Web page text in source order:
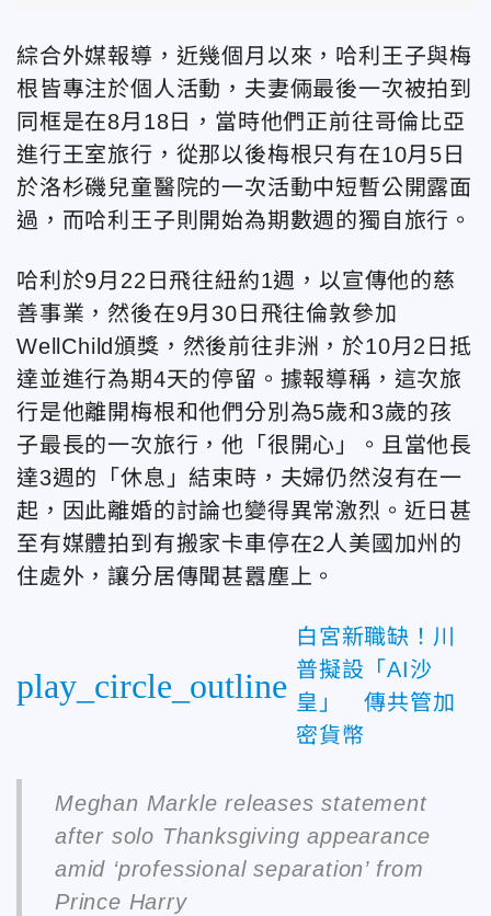
綜合外媒報導，近幾個月以來，哈利王子與梅
根皆專注於個人活動，夫妻倆最後一次被拍到
同框是在8月18日，當時他們正前往哥倫比亞
進行王室旅行，從那以後梅根只有在10月5日
於洛杉磯兒童醫院的一次活動中短暫公開露面
過，而哈利王子則開始為期數週的獨自旅行。
哈利於9月22日飛往紐約1週，以宣傳他的慈
善事業，然後在9月30日飛往倫敦參加
WellChild頒獎，然後前往非洲，於10月2日抵
達並進行為期4天的停留。據報導稱，這次旅
行是他離開梅根和他們分別為5歲和3歲的孩
子最長的一次旅行，他「很開心」。且當他長
達3週的「休息」結束時，夫婦仍然沒有在一
起，因此離婚的討論也變得異常激烈。近日甚
至有媒體拍到有搬家卡車停在2人美國加州的
住處外，讓分居傳聞甚囂塵上。
play_circle_outline
白宮新職缺！川
普擬設「AI沙
皇」 傳共管加
密貨幣
Meghan Markle releases statement
after solo Thanksgiving appearance
amid ‘professional separation’ from
Prince Harry